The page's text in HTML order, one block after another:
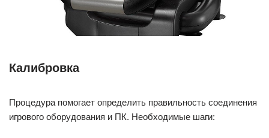
Калибровка
Процедура помогает определить правильность соединения
игрового оборудования и ПК. Необходимые шаги: